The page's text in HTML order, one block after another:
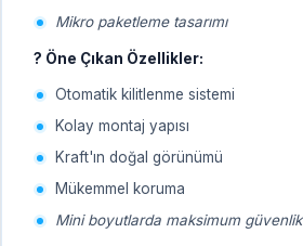
Mikro paketleme tasarımı
? Öne Çıkan Özellikler:
Otomatik kilitlenme sistemi
Kolay montaj yapısı
Kraft'ın doğal görünümü
Mükemmel koruma
Mini boyutlarda maksimum güvenlik